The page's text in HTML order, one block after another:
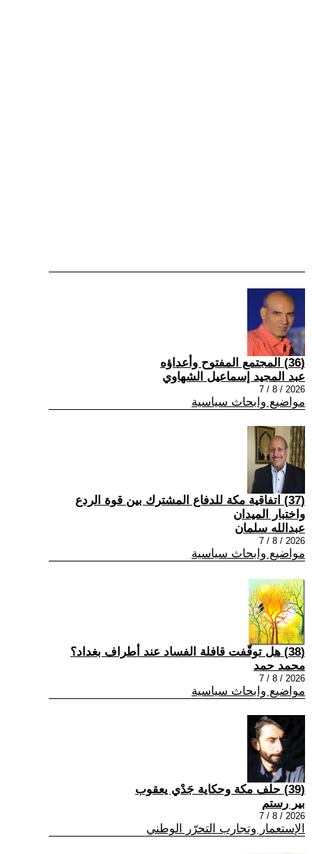
(36) المجتمع المفتوح وأعداؤه
عبد المجيد إسماعيل الشهاوي
2026 / 8 / 7
مواضيع وابحاث سياسية
(37) اتفاقية مكة للدفاع المشترك بين قوة الردع
واختبار الميدان
عبدالله سلمان
2026 / 8 / 7
مواضيع وابحاث سياسية
(38) هل توقّفت قافلة الفساد عند أطراف بغداد؟
محمد حمد
2026 / 8 / 7
مواضيع وابحاث سياسية
(39) حلف مكة وحكاية جَدْي يعقوب
بير رستم
2026 / 8 / 7
الإستعمار وتجارب التحرّر الوطني